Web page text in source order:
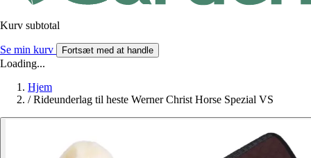
Kurv subtotal
Se min kurv Fortsæt med at handle
Loading...
Hjem
/ Rideunderlag til heste Werner Christ Horse Spezial VS